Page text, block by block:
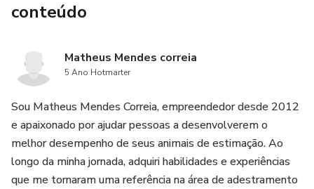
conteúdo
Matheus Mendes correia
5 Ano Hotmarter
Sou Matheus Mendes Correia, empreendedor desde 2012
e apaixonado por ajudar pessoas a desenvolverem o
melhor desempenho de seus animais de estimação. Ao
longo da minha jornada, adquiri habilidades e experiências
que me tornaram uma referência na área de adestramento